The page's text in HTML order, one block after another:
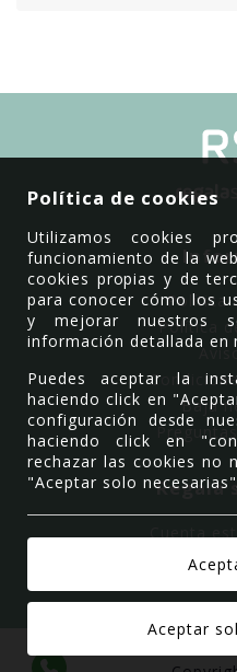
Política
Política
Baja
Regala
Cuenta
Política de cookies
Utilizamos cookies
funcionamiento de la
cookies propias y de
para conocer cómo los
y mejorar nuestros
información detallada
Puedes aceptar la
haciendo click en
configuración desde
haciendo click en
rechazar las cookies no
"Aceptar solo necesarias".